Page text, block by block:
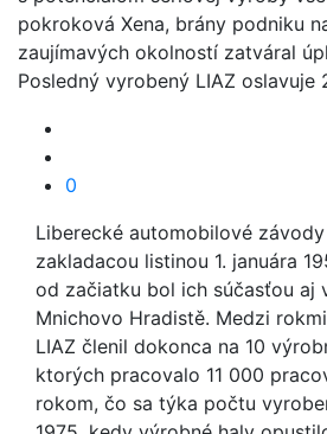
pokroková Xena, brány podniku
zaujímavých okolností zatváral
Posledný vyrobený LIAZ oslavuje
0
Liberecké automobilové
zakladacou listinou 1. januára
od začiatku bol ich súčasťou aj
Mnichovo Hradistě. Medzi
LIAZ členil dokonca na 10
ktorých pracovalo 11 000
rokom, čo sa týka počtu